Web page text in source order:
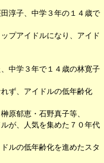
淳子、中学３年の１４歳で
プアイドルになり、アイド
中学３年で１４歳の林寛子
ず、アイドルの低年齢化
原郁恵・石野真子等、
が、人気を集めた７０年代
ルの低年齢化を進めたスタ